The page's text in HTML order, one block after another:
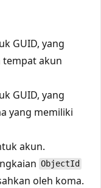
GUID, yang
tempat akun
GUID, yang
yang memiliki
akun.
ObjectId
oleh koma.